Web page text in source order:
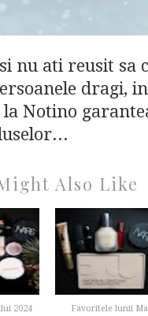
nu ati reusit sa
dragi,
la Notino
Also Like
2024 Favoritele lunii